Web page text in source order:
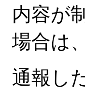
内容が
場合は
通報し